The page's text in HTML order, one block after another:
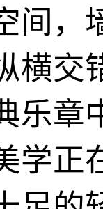
间，
横交
乐章
学